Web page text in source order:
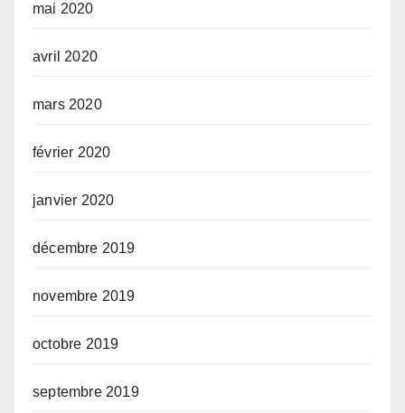
mai 2020
avril 2020
mars 2020
février 2020
janvier 2020
décembre 2019
novembre 2019
octobre 2019
septembre 2019